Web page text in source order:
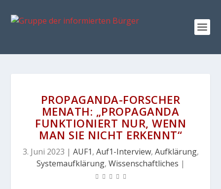
PROPAGANDA-FORSCHER
MENATH: „PROPAGANDA
FUNKTIONIERT NUR, WENN
MAN SIE NICHT ERKENNT“
3. Juni 2023 | AUF1, Auf1-Interview, Aufklärung,
Systemaufklärung, Wissenschaftliches |